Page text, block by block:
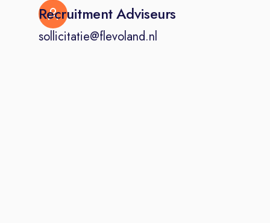
Recruitment Adviseurs
sollicitatie@flevoland.nl